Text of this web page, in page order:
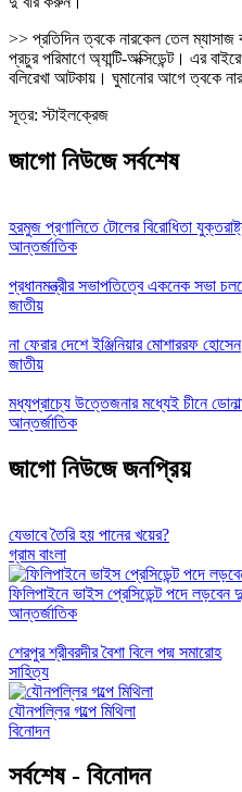
>> প্রতিদিন ত্বকে নারকেল তেল
প্রচুর পরিমাণে অ্যান্টি-অক্সিডেন্ট। এর
বলিরেখা আটকায়। ঘুমানোর আগে ত্বকে
সূত্র: স্টাইলক্রেজ
জাগো নিউজে সর্বশেষ
হরমুজ প্রণালিতে টোলের বিরোধিতা
আন্তর্জাতিক
প্রধানমন্ত্রীর সভাপতিত্বে একনেক সভা
জাতীয়
না ফেরার দেশে ইঞ্জিনিয়ার মোশাররফ হোসেন
জাতীয়
মধ্যপ্রাচ্যে উত্তেজনার মধ্যেই চীনে
আন্তর্জাতিক
জাগো নিউজে জনপ্রিয়
যেভাবে তৈরি হয় পানের খয়ের?
গ্রাম বাংলা
ফিলিপাইনে ভাইস প্রেসিডেন্ট পদে লড়বেন
আন্তর্জাতিক
শেরপুর শ্রীবরদীর বৈশা বিলে পদ্ম সমারোহ
সাহিত্য
যৌনপল্লির গল্পে মিথিলা
বিনোদন
সর্বশেষ - বিনোদন